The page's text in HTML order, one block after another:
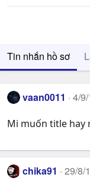
Tin nhắn hồ sơ
vaan0011 4/9/
Mi muốn title hay
chika91 29/8/